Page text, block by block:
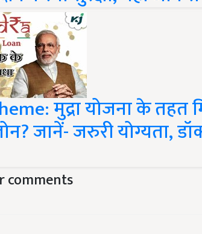
मुद्रा योजना के
जानें- जरुरी योग्यता,